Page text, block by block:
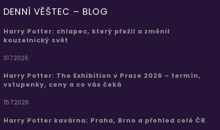
DENNÍ VĚŠTEC – BLOG
Harry Potter: chlapec, který přežil a změnil
kouzelnický svět
31.7.2026
Harry Potter: The Exhibition v Praze 2026 – termín,
vstupenky, ceny a co vás čeká
15.7.2026
Harry Potter kavárna: Praha, Brno a přehled celé ČR